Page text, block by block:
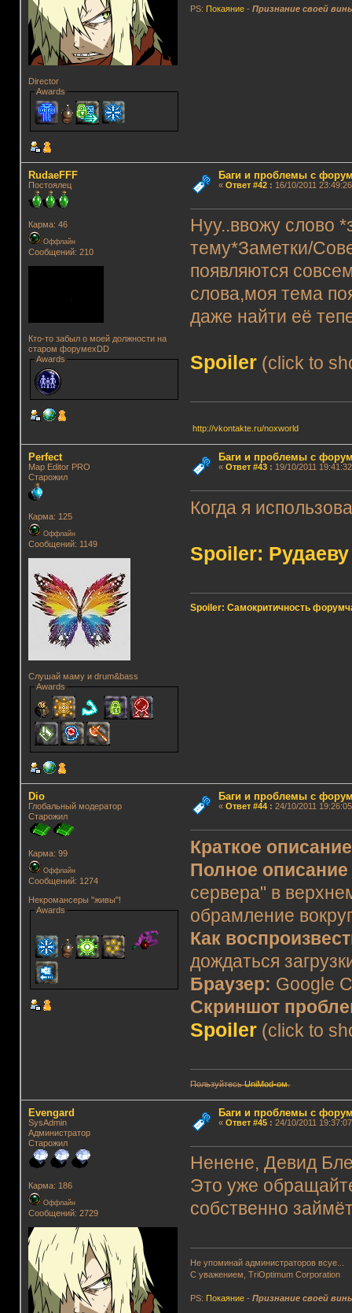
Director
Awards
PS: Покаяние -Признание своей
RudaeFFF
Постоялец
Карма: 46
Оффлайн
Сообщений: 210
Кто-то забыл о моей должности на
старом форумеxDD
Awards
Баги и проблемы с
« Ответ #42: 16/10/2011
Нуу..ввожу слово
тему*Заметки/
появляются
слова,моя тема
даже найти её
Spoiler (click to
http://vkontakte.ru/noxworld
Perfect
Map Editor PRO
Старожил
Карма: 125
Оффлайн
Сообщений: 1149
Слушай маму и drum&bass
Awards
Баги и проблемы с
« Ответ #43: 19/10/2011
Когда я
Spoiler: Рудаеву
Spoiler: Самокритичность
Dio
Глобальный модератор
Старожил
Карма: 99
Оффлайн
Сообщений: 1274
Некромансеры "живы"!
Awards
Баги и проблемы с
« Ответ #44: 24/10/2011
Краткое
Полное
сервера" в
обрамление
Как
дождаться
Браузер: Google
Скриншот
Spoiler (click to
ПользуйтесьUniMod-ом.
Evengard
SysAdmin
Администратор
Старожил
Карма: 186
Оффлайн
Сообщений: 2729
Баги и проблемы с
« Ответ #45: 24/10/2011
Ненене, Девид
Это уже
собственно
Не упоминай администраторов всуе...
С уважением, TriOptimum Corporation
PS: Покаяние -Признание своей